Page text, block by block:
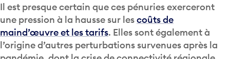
Il est presque certain que ces pénuries exerceront
une pression à la hausse sur lescoûts de
maind’œuvre et les tarifs. Elles sont également à
l’origine d’autres perturbations survenues après la